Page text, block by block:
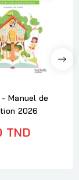
Manuel de
2026
TND